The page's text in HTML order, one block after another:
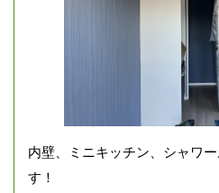
内壁、ミニキッチン、シャワ
す！